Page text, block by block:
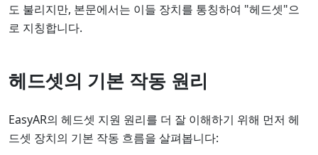
도 불리지만, 본문에서는 이들 장치를 통칭하여 "헤드셋"으
로 지칭합니다.
헤드셋의 기본 작동 원리
EasyAR의 헤드셋 지원 원리를 더 잘 이해하기 위해 먼저 헤
드셋 장치의 기본 작동 흐름을 살펴봅니다: